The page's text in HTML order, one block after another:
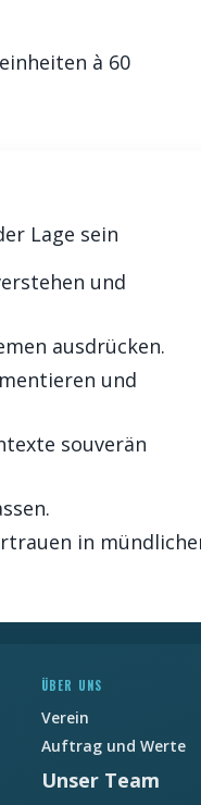
à 60
Lage sein
und
ausdrücken.
und
souverän
in
ÜBER UNS
Verein
Auftrag und Werte
Unser Team